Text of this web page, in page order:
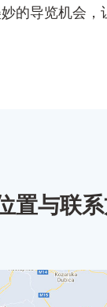
的导览机会
置与联